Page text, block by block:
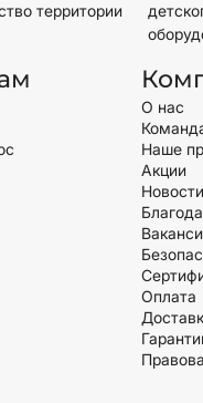
территории
О нас
Наше
Акции
Новости
Оплата